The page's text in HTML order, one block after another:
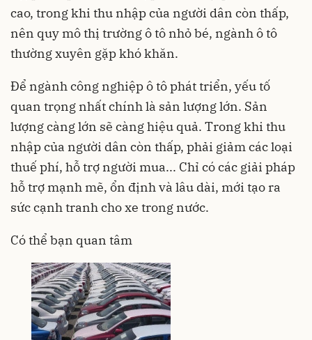
cao, trong khi thu nhập của người dân còn thấp,
nên quy mô thị trường ô tô nhỏ bé, ngành ô tô
thường xuyên gặp khó khăn.
Để ngành công nghiệp ô tô phát triển, yếu tố
quan trọng nhất chính là sản lượng lớn. Sản
lượng càng lớn sẽ càng hiệu quả. Trong khi thu
nhập của người dân còn thấp, phải giảm các loại
thuế phí, hỗ trợ người mua... Chỉ có các giải pháp
hỗ trợ mạnh mẽ, ổn định và lâu dài, mới tạo ra
sức cạnh tranh cho xe trong nước.
Có thể bạn quan tâm